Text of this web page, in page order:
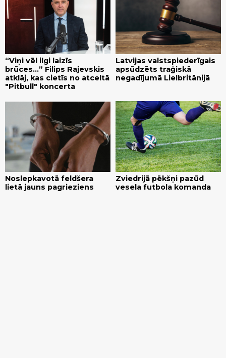
“Viņi vēl ilgi laizīs
brūces...” Filips Rajevskis
atklāj, kas cietīs no atceltā
"Pitbull" koncerta
Latvijas valstspiederīgais
apsūdzēts traģiskā
negadījumā Lielbritānijā
Noslepkavotā feldšera
lietā jauns pagrieziens
Zviedrijā pēkšņi pazūd
vesela futbola komanda